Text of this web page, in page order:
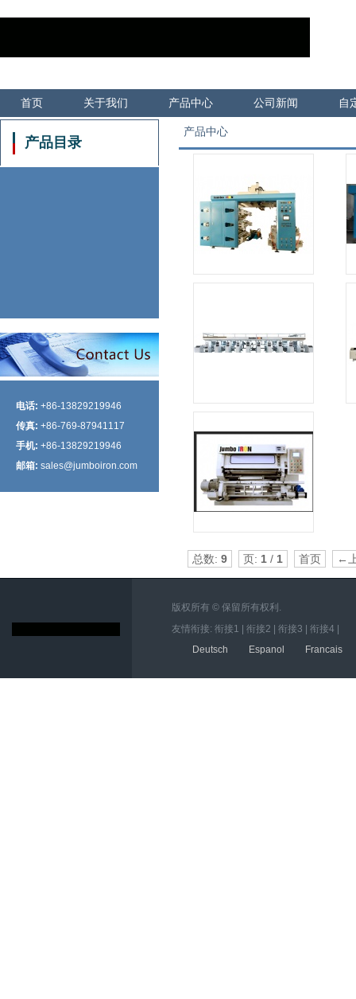
首页 关于我们 产品中心 公司新闻 自
产品目录
电话: +86-13829219946
传真: +86-769-87941117
手机: +86-13829219946
邮箱: sales@jumboiron.com
产品中心
总数: 9 页: 1 / 1 首页 ←
版权所有 © 保留所有权利.
友情衔接: 衔接1 衔接2 衔接3 衔接4
Deutsch
Espanol Francais